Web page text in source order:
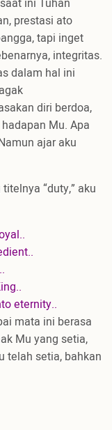
prestasi ato
tapi inget
integritas.
dalam hal ini
diri berdoa,
Mu. Apa
ajar aku
“duty,” aku
eternity..
mata ini berasa
Mu yang setia,
telah setia, bahkan